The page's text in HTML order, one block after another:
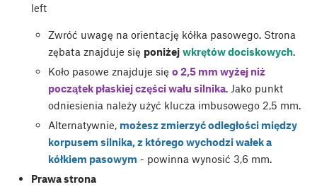
left
Zwróć uwagę na orientację kółka pasowego. Strona
zębata znajduje się poniżej wkrętów dociskowych.
Koło pasowe znajduje się o 2,5 mm wyżej niż
początek płaskiej części wału silnika. Jako punkt
odniesienia należy użyć klucza imbusowego 2,5 mm.
Alternatywnie, możesz zmierzyć odległości między
korpusem silnika, z którego wychodzi wałek a
kółkiem pasowym - powinna wynosić 3,6 mm.
Prawa strona